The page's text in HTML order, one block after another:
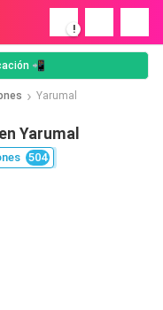
!
📲
Yarumal
Yarumal
504